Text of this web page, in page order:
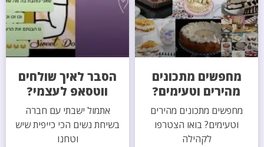
מחפשים מתכונים
מהירים וטעימים?
מחפשים מתכונים מהירים
וטעימים? בואו הצטרפו
לקהילה
הסבר לאיך שולחים
ווטסאפ לעצמי?
אתמול ישבתי עם חברה
בשיחת נשים הכי כייפית שיש
וטחנו